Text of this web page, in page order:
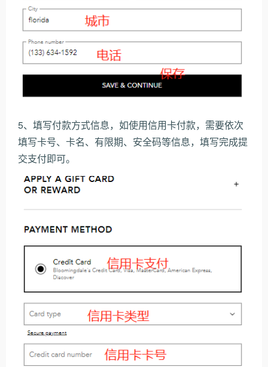
5、填写付款方式信息，如使用信用卡付款，需要依次
填写卡号、卡名、有限期、安全码等信息，填写完成提
交支付即可。